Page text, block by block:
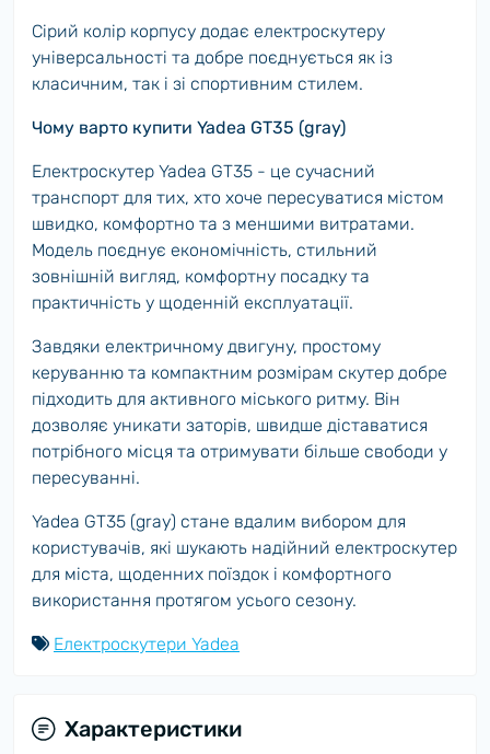
Сірий колір корпусу додає електроскутеру
універсальності та добре поєднується як із
класичним, так і зі спортивним стилем.
Чому варто купити Yadea GT35 (gray)
Електроскутер Yadea GT35 - це сучасний
транспорт для тих, хто хоче пересуватися містом
швидко, комфортно та з меншими витратами.
Модель поєднує економічність, стильний
зовнішній вигляд, комфортну посадку та
практичність у щоденній експлуатації.
Завдяки електричному двигуну, простому
керуванню та компактним розмірам скутер добре
підходить для активного міського ритму. Він
дозволяє уникати заторів, швидше діставатися
потрібного місця та отримувати більше свободи у
пересуванні.
Yadea GT35 (gray) стане вдалим вибором для
користувачів, які шукають надійний електроскутер
для міста, щоденних поїздок і комфортного
використання протягом усього сезону.
Електроскутери Yadea
Характеристики